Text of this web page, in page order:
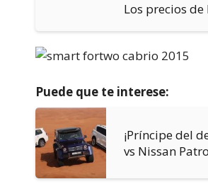
Los precios de
Puede que te interese:
¡Príncipe del
vs Nissan